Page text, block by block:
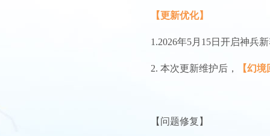
【更新优化】
1.2026年5月15日开启神兵
2. 本次更新维护后， 【幻
【问题修复】